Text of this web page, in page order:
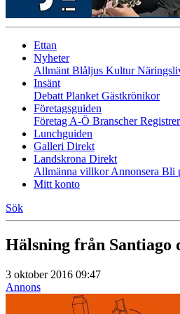
Ettan
Nyheter
Allmänt Blåljus Kultur
Insänt
Debatt Planket Gästkrönikor
Företagsguiden
Företag A-Ö Branscher
Lunchguiden
Galleri Direkt
Landskrona Direkt
Allmänna villkorAnnonsera Bli
Mitt konto
Sök
Hälsning från Santiago
3 oktober 2016 09:47
Annons